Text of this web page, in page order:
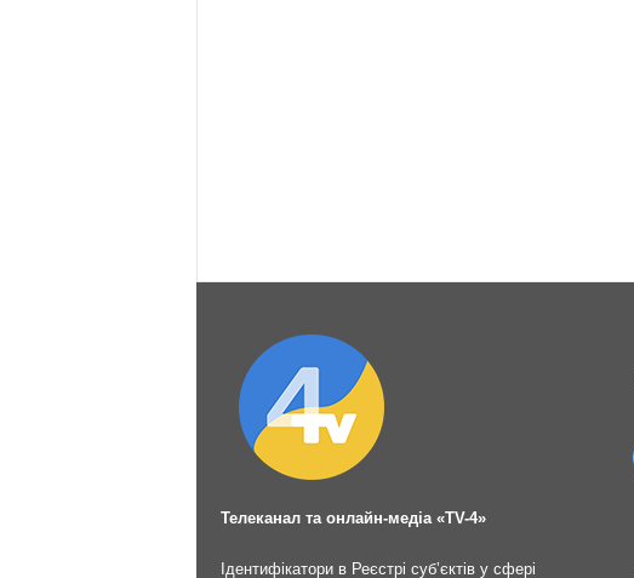
Телеканал та онлайн-медіа «TV-4»
Ідентифікатори в Реєстрі суб’єктів у сфері